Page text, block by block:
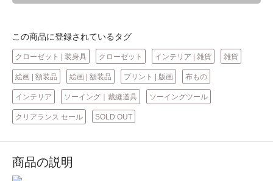
この商品に登録されているタグ
クローゼット | 装身具 クローゼット インテリア | 雑貨 雑貨
絵画 | 額装品 絵画 | 額装品 プリント | 版画 布もの
インテリア ソーイング｜裁縫道具 ソーイングツール
クリアランス セール SOLD OUT
商品の説明